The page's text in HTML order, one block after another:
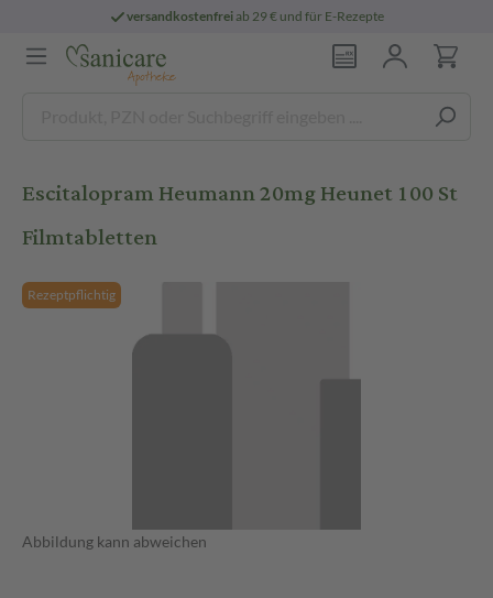
versandkostenfreiab 29 € und für E-Rezepte
Escitalopram Heumann 20mg Heunet 100 St
Filmtabletten
Rezeptpflichtig
Abbildung kann abweichen